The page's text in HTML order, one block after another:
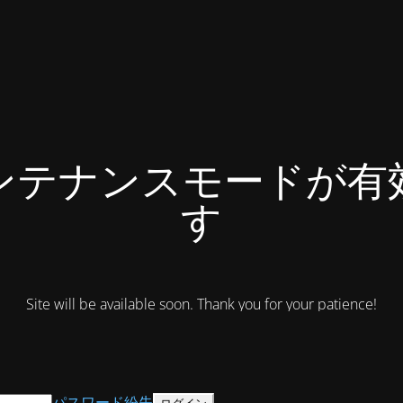
テナンスモードが有
す
Site will be available soon. Thank you for your patience!